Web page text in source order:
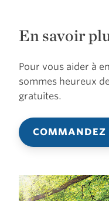
En savoir
Pour vous aider à
sommes heureux
gratuites.